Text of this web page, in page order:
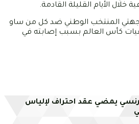
خلال الأيام القليلة القادمة.
المنتخب الوطني ضد كل من ساو
كأس العالم بسبب إصابته في
يمضي عقد احتراف لإلياس